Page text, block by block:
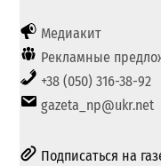
Медиакит
Рекламные
+38 (050) 316-38-92
gazeta_np@ukr.net
Подписаться на